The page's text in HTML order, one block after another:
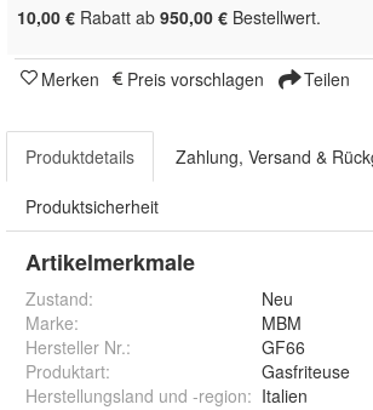
10,00 € Rabatt ab 950,00 € Bestellwert.
Merken Preis vorschlagen Teilen
Produktdetails Zahlung, Versand &
Produktsicherheit
Artikelmerkmale
Zustand:
Neu
Marke:
MBM
Hersteller Nr.:
GF66
Produktart:
Gasfriteuse
Herstellungsland und -region: Italien